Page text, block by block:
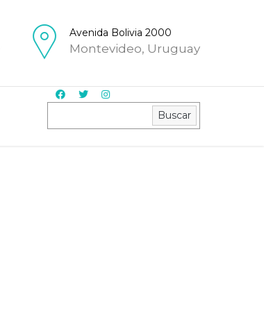
Avenida Bolivia 2000
Montevideo, Uruguay
Buscar